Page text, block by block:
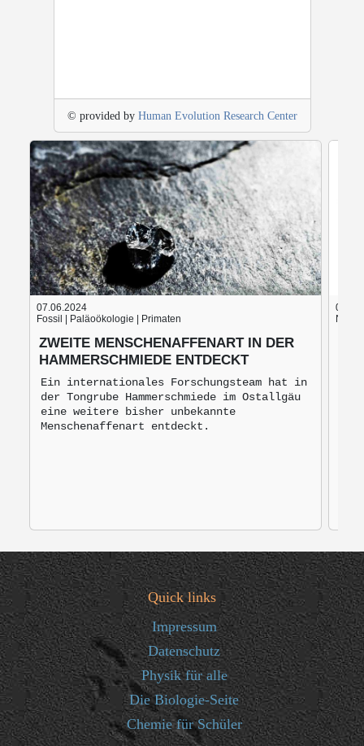
© provided by Human Evolution Research Center
07.06.2024
Fossil | Paläoökologie | Primaten
ZWEITE MENSCHENAFFENART IN DER
HAMMERSCHMIEDE ENTDECKT
Ein internationales Forschungsteam hat in
der Tongrube Hammerschmiede im Ostallgäu
eine weitere bisher unbekannte
Menschenaffenart entdeckt.
Nach
Quick links
Impressum
Datenschutz
Physik für alle
Die Biologie-Seite
Chemie für Schüler